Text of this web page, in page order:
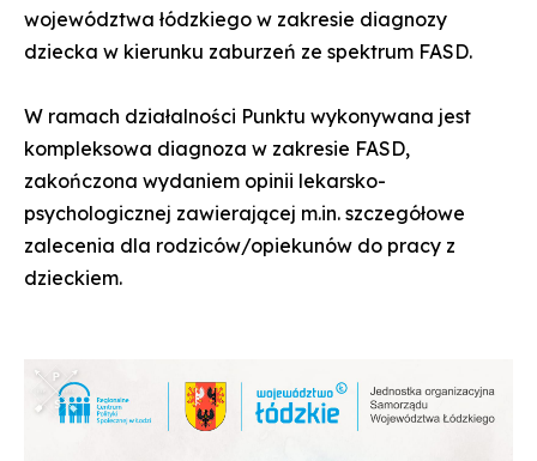
województwa łódzkiego w zakresie diagnozy
dziecka w kierunku zaburzeń ze spektrum FASD.
W ramach działalności Punktu wykonywana jest
kompleksowa diagnoza w zakresie FASD,
zakończona wydaniem opinii lekarsko-
psychologicznej zawierającej m.in. szczegółowe
zalecenia dla rodziców/opiekunów do pracy z
dzieckiem.